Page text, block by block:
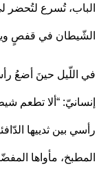
تُسرع لتُحضر لي
في قفصٍ
حينَ أضعُ رأسي
“ألا تطعم شيطانكَ
بين ثدييها
مأواها المفضّل